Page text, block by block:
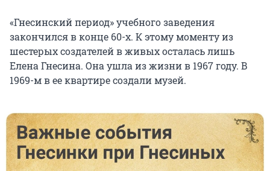
«Гнесинский период» учебного заведения
закончился в конце 60-х. К этому моменту из
шестерых создателей в живых осталась лишь
Елена Гнесина. Она ушла из жизнив 1967 году. В
1969-м в ее квартире создали музей.